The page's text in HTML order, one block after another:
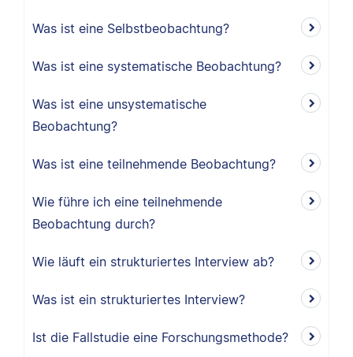
Was ist eine Selbstbeobachtung?
Was ist eine systematische Beobachtung?
Was ist eine unsystematische
Beobachtung?
Was ist eine teilnehmende Beobachtung?
Wie führe ich eine teilnehmende
Beobachtung durch?
Wie läuft ein strukturiertes Interview ab?
Was ist ein strukturiertes Interview?
Ist die Fallstudie eine Forschungsmethode?